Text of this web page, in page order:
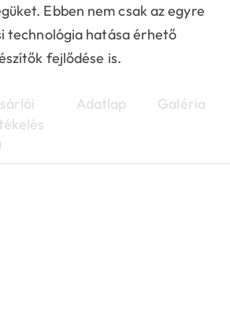
Ebben nem csak az egyre
technológia hatása érhető
fejlődése is.
Adatlap Galéria